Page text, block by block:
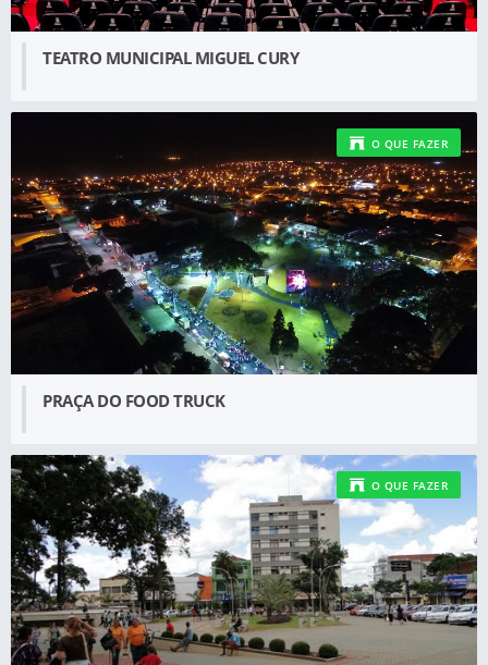
TEATRO MUNICIPAL MIGUEL CURY
PRAÇA DO FOOD TRUCK
O QUE FAZER
O QUE FAZER